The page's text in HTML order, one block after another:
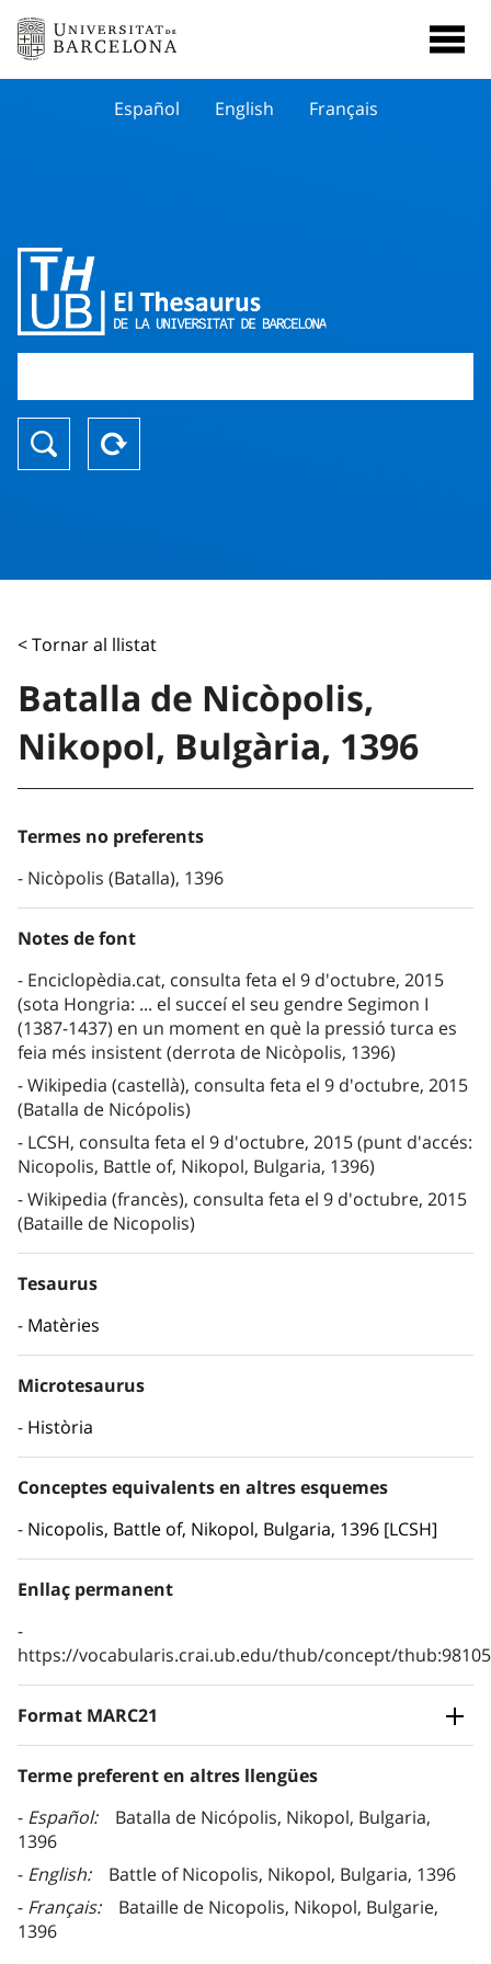
Español English Français
< Tornar al llistat
Batalla de Nicòpolis,
Nikopol, Bulgària, 1396
Termes no preferents
Nicòpolis (Batalla), 1396
Notes de font
Enciclopèdia.cat, consulta feta el 9 d'octubre, 2015
(sota Hongria: ... el succeí el seu gendre Segimon I
(1387-1437) en un moment en què la pressió turca es
feia més insistent (derrota de Nicòpolis, 1396)
Wikipedia (castellà), consulta feta el 9 d'octubre, 2015
(Batalla de Nicópolis)
LCSH, consulta feta el 9 d'octubre, 2015 (punt d'accés:
Nicopolis, Battle of, Nikopol, Bulgaria, 1396)
Wikipedia (francès), consulta feta el 9 d'octubre, 2015
(Bataille de Nicopolis)
Tesaurus
Matèries
Microtesaurus
Història
Conceptes equivalents en altres esquemes
Nicopolis, Battle of, Nikopol, Bulgaria, 1396 [LCSH]
Enllaç permanent
https://vocabularis.crai.ub.edu/thub/concept/
Format MARC21
Terme preferent en altres llengües
Español
Batalla de Nicópolis, Nikopol, Bulgaria,
1396
English
Battle of Nicopolis, Nikopol, Bulgaria, 1396
Français
Bataille de Nicopolis, Nikopol, Bulgarie,
1396